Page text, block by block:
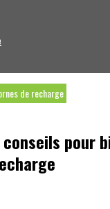
de recharge
pour